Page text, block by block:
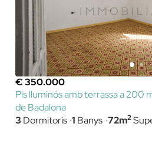
€ 350.000
Pis lluminós amb terrassa a 200
de Badalona
3 Dormitoris 1 Banys 72m2